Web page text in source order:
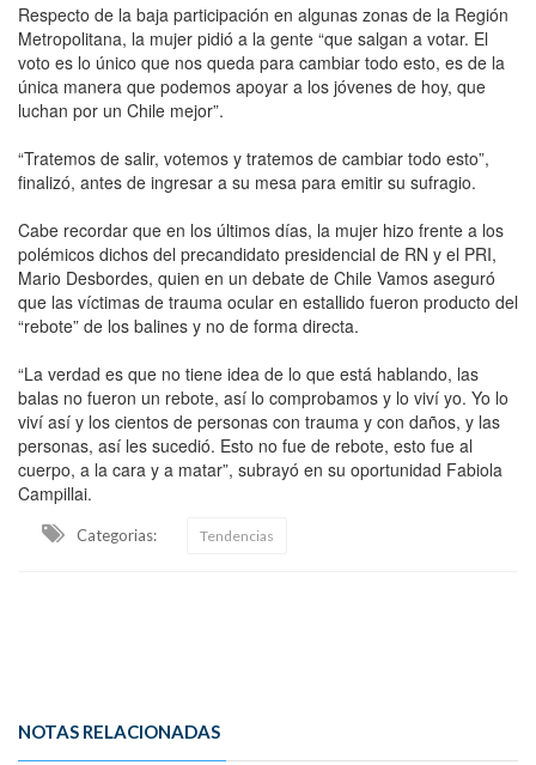
Respecto de la baja participación en algunas zonas de la Región
Metropolitana, la mujer pidió a la gente “que salgan a votar. El
voto es lo único que nos queda para cambiar todo esto, es de la
única manera que podemos apoyar a los jóvenes de hoy, que
luchan por un Chile mejor”.
“Tratemos de salir, votemos y tratemos de cambiar todo esto”,
finalizó, antes de ingresar a su mesa para emitir su sufragio.
Cabe recordar que en los últimos días, la mujer hizo frente a los
polémicos dichos del precandidato presidencial de RN y el PRI,
Mario Desbordes, quien en un debate de Chile Vamos aseguró
que las víctimas de trauma ocular en estallido fueron producto del
“rebote” de los balines y no de forma directa.
“La verdad es que no tiene idea de lo que está hablando, las
balas no fueron un rebote, así lo comprobamos y lo viví yo. Yo lo
viví así y los cientos de personas con trauma y con daños, y las
personas, así les sucedió. Esto no fue de rebote, esto fue al
cuerpo, a la cara y a matar”, subrayó en su oportunidad Fabiola
Campillai.
Categorias: Tendencias
NOTAS RELACIONADAS